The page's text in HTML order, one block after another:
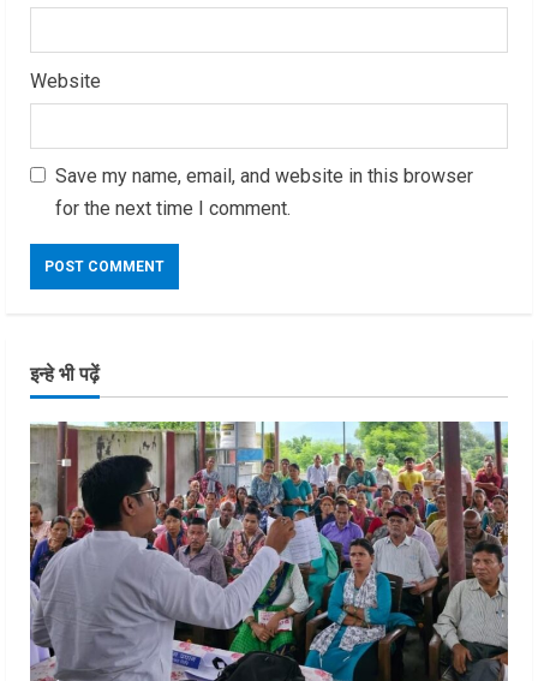
Website
Save my name, email, and website in this browser
for the next time I comment.
इन्हे भी पढ़ें